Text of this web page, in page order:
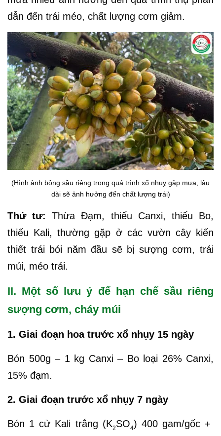
dẫn đến trái méo, chất lượng cơm giảm.
(Hình ảnh bông sầu riêng trong quá trình xổ nhuỵ gặp mưa, lâu
dài sẽ ảnh hưởng đến chất lượng trái)
Thứ tư:
Thừa Đạm, thiếu Canxi, thiếu Bo,
thiếu Kali, thường gặp ở các vườn cây kiến
thiết trái bói năm đầu sẽ bị sượng cơm, trái
múi, méo trái.
II. Một số lưu ý để hạn chế sầu riêng
sượng cơm, cháy múi
1. Giai đoạn hoa trước xổ nhụy 15 ngày
Bón 500g – 1 kg Canxi – Bo loại 26% Canxi,
15% đạm.
2. Giai đoạn trước xổ nhụy 7 ngày
Bón 1 cử Kali trắng (K2SO4) 400 gam/gốc +